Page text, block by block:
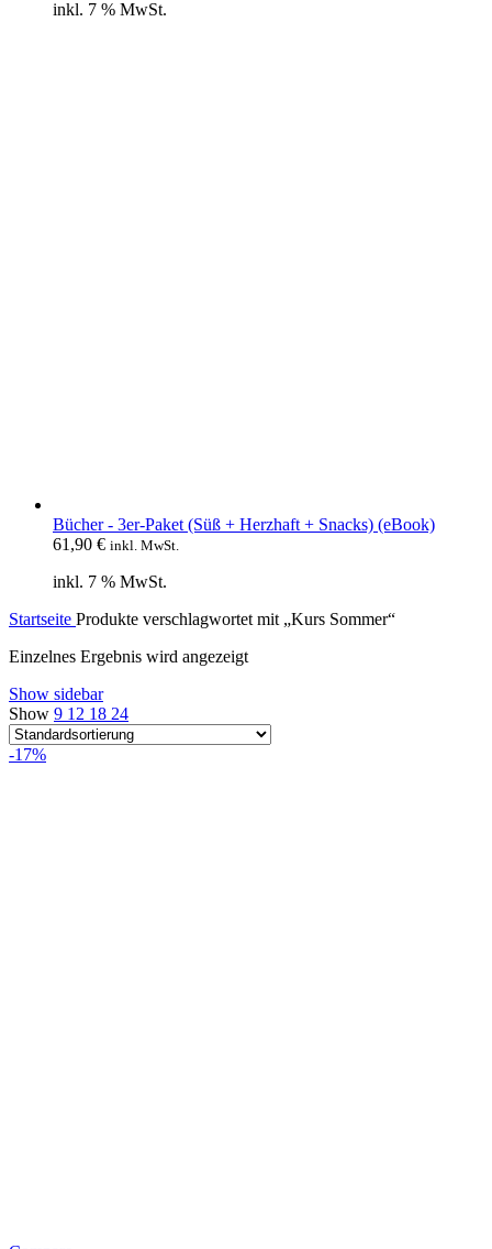
inkl. 7 % MwSt.
Bücher - 3er-Paket (Süß + Herzhaft + Snacks) (eBook)
61,90 € inkl. MwSt.
inkl. 7 % MwSt.
Startseite Produkte verschlagwortet mit „Kurs Sommer“
Einzelnes Ergebnis wird angezeigt
Show sidebar
Show 9 12 18 24
-17%